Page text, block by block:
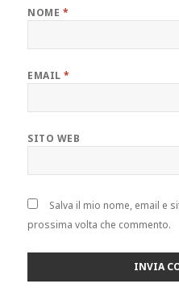
NOME *
EMAIL*
SITO WEB
Salva il mio nome, email e
prossima volta che commento.